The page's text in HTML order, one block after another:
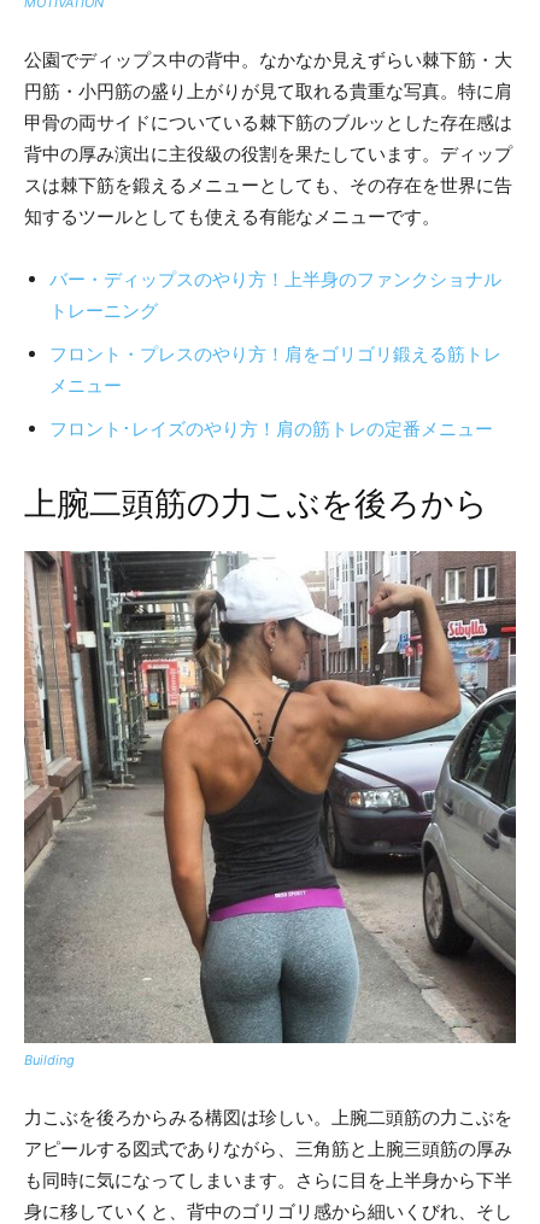
公園でディップス中の背中。なかなか見えずらい棘下筋・大
円筋・小円筋の盛り上がりが見て取れる貴重な写真。特に肩
甲骨の両サイドについている棘下筋のブルッとした存在感は
背中の厚み演出に主役級の役割を果たしています。ディップ
スは棘下筋を鍛えるメニューとしても、その存在を世界に告
知するツールとしても使える有能なメニューです。
バー・ディップスのやり方！上半身のファンクショナル
トレーニング
フロント・プレスのやり方！肩をゴリゴリ鍛える筋トレ
メニュー
フロント･レイズのやり方！肩の筋トレの定番メニュー
上腕二頭筋の力こぶを後ろから
Building
力こぶを後ろからみる構図は珍しい。上腕二頭筋の力こぶを
アピールする図式でありながら、三角筋と上腕三頭筋の厚み
も同時に気になってしまいます。さらに目を上半身から下半
身に移していくと、背中のゴリゴリ感から細いくびれ、そし